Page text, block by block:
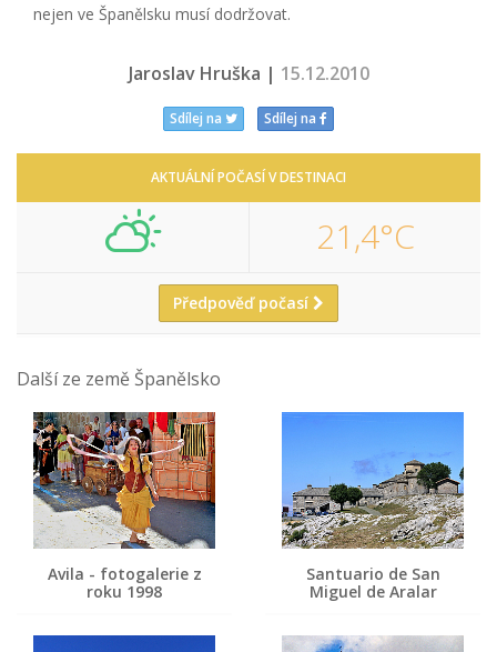
nejen ve Španělsku musí dodržovat.
Jaroslav Hruška | 15.12.2010
Sdílej na Sdílej na
AKTUÁLNÍ POČASÍ V DESTINACI
21,4°C
Předpověď počasí
Další ze země Španělsko
Avila - fotogalerie z
roku 1998
Santuario de San
Miguel de Aralar